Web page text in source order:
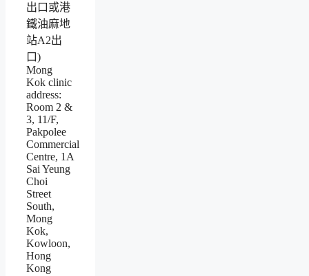
出口或港
鐵油麻地
站A2出
口)
Mong
Kok clinic
address:
Room 2 &
3, 11/F,
Pakpolee
Commercial
Centre, 1A
Sai Yeung
Choi
Street
South,
Mong
Kok,
Kowloon,
Hong
Kong